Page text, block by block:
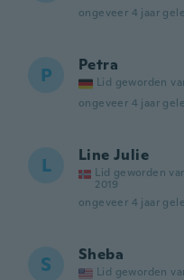
ongeveer 4 jaar
P Petra
Lid geworden
ongeveer 4 jaar
L Line Julie
Lid geworden
2019
ongeveer 4 jaar
S Sheba
Lid geworden